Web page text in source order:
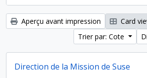
Aperçu avant impression Card
Trier par: Cote
Direction de la Mission de Suse